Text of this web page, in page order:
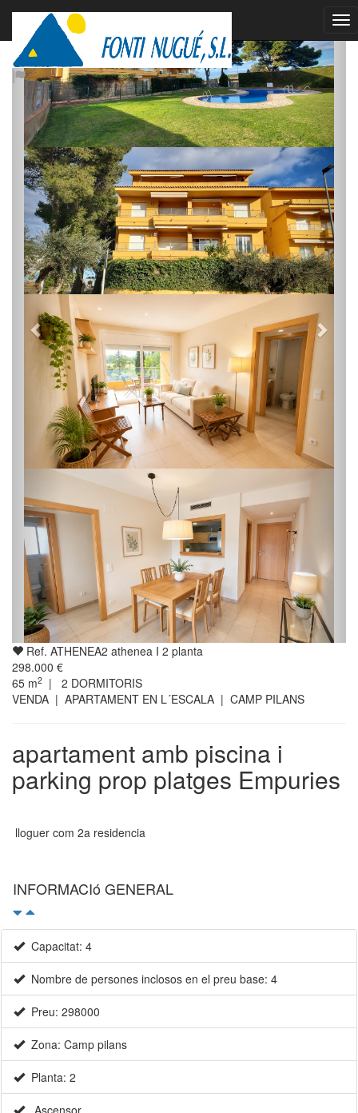
Ref. ATHENEA2 athenea I 2 planta
298.000 €
65 m2 | 2 DORMITORIS
VENDA | APARTAMENT EN L´ESCALA | CAMP PILANS
apartament amb piscina i
parking prop platges Empuries
lloguer com 2a residencia
INFORMACIó GENERAL
Capacitat: 4
Nombre de persones inclosos en el preu base: 4
Preu: 298000
Zona: Camp pilans
Planta: 2